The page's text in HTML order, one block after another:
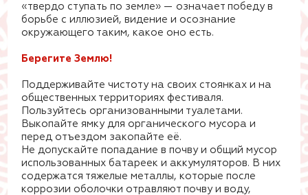
«твердо ступать по земле» — означает победу в
борьбе с иллюзией, видение и осознание
окружающего таким, какое оно есть.
Берегите Землю!
Поддерживайте чистоту на своих стоянках и на
общественных территориях фестиваля.
Пользуйтесь организованными туалетами.
Выкопайте ямку для органического мусора и
перед отъездом закопайте её.
Не допускайте попадание в почву и общий мусор
использованных батареек и аккумуляторов. В них
содержатся тяжелые металлы, которые после
коррозии оболочки отравляют почву и воду,